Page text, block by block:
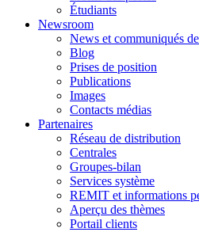
Étudiants
Newsroom
News et communiqués
Blog
Prises de position
Publications
Images
Contacts médias
Partenaires
Réseau de distribution
Centrales
Groupes-bilan
Services système
REMIT et informations
Aperçu des thèmes
Portail clients